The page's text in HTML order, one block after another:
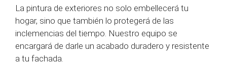
La pintura de exteriores no solo embellecerá tu
hogar, sino que también lo protegerá de las
inclemencias del tiempo. Nuestro equipo se
encargará de darle un acabado duradero y resistente
a tu fachada.